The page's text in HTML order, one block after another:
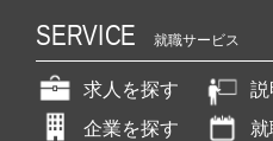
SERVICE 就職サービス
求人を探す
説
企業を探す